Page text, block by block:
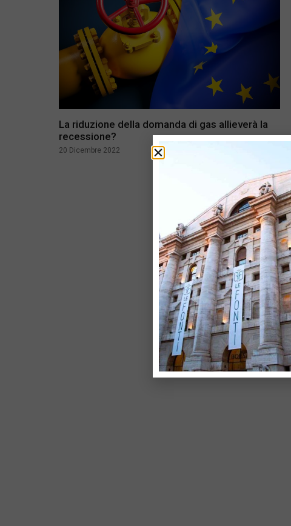
La riduzione della domanda di gas allieverà la
recessione?
20 Dicembre 2022